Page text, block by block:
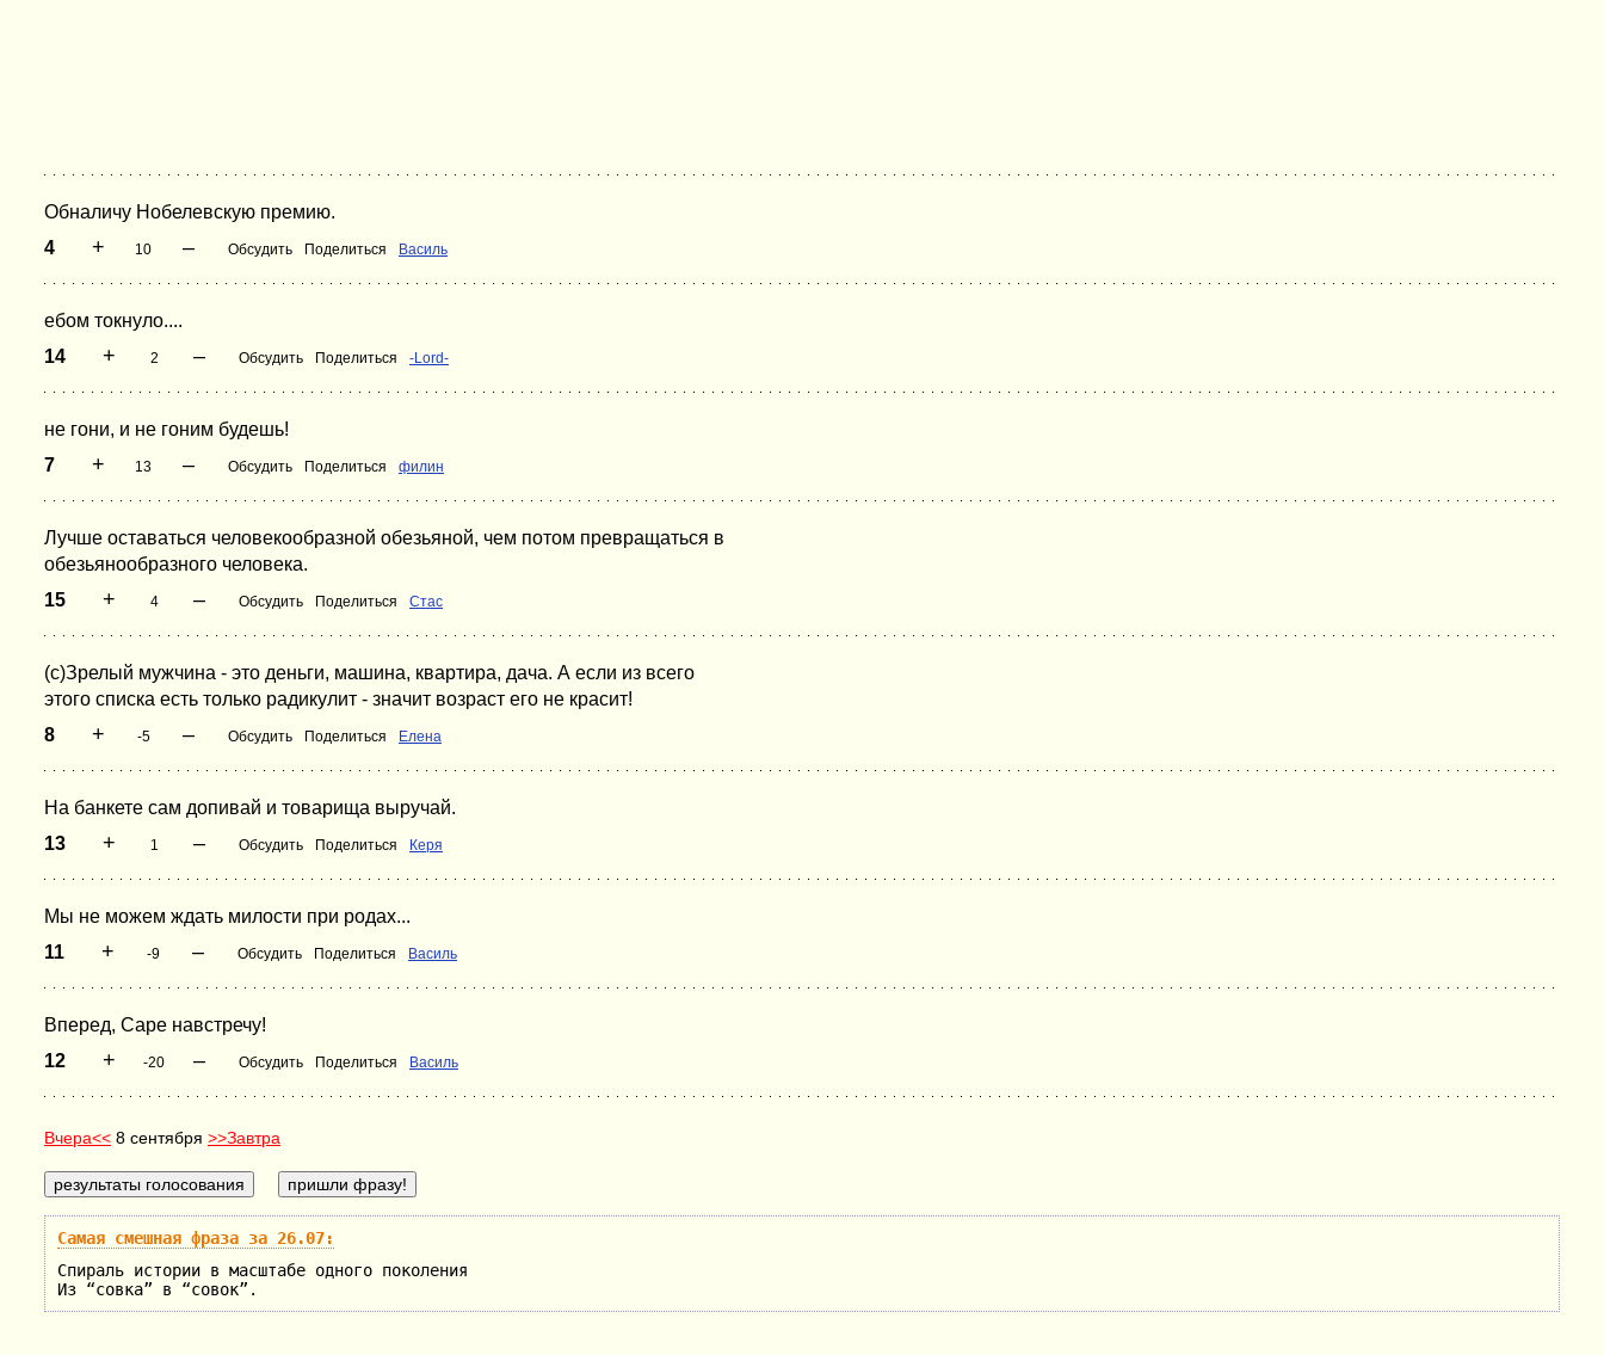
Обналичу Нобелевскую премию.
4
+ 10 – Обсудить Поделиться Василь
ебом токнуло....
14
+ 2 – Обсудить Поделиться -Lord-
не гони, и не гоним будешь!
7
+ 13 – Обсудить Поделиться филин
Лучше оставаться человекообразной обезьяной, чем потом превращаться в
обезьянообразного человека.
15
+ 4 – Обсудить Поделиться Стас
(с)Зрелый мужчина - это деньги, машина, квартира, дача. А если из всего
этого списка есть только радикулит - значит возраст его не красит!
8
+ -5 – Обсудить Поделиться Елена
На банкете сам допивай и товарища выручай.
13
+ 1 – Обсудить Поделиться Керя
Мы не можем ждать милости при родах...
11
+ -9 – Обсудить Поделиться Василь
Вперед, Саре навстречу!
12
+ -20 – Обсудить Поделиться Василь
Вчера<< 8 сентября >>Завтра
Самая смешная фраза за 26.07:
Спираль истории в масштабе одного поколения
Из “совка” в “совок”.